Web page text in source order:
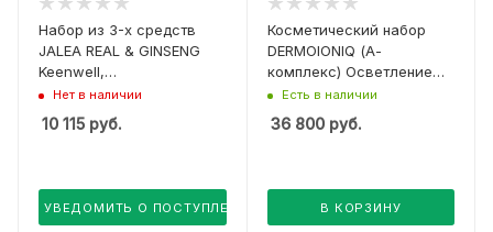
Набор из 3-х средств
JALEA REAL & GINSENG
Keenwell,
(суперувлажняющий
крем 80 мл,
увлажняющая сыворотка
Нет в наличии
10 115 руб.
УВЕДОМИТЬ О ПОСТУПЛЕНИИ
Косметический набор
DERMOIONIQ (А-
комплекс) Осветление
кожи 30 дней
Есть в наличии
36 800руб.
В КОРЗИНУ